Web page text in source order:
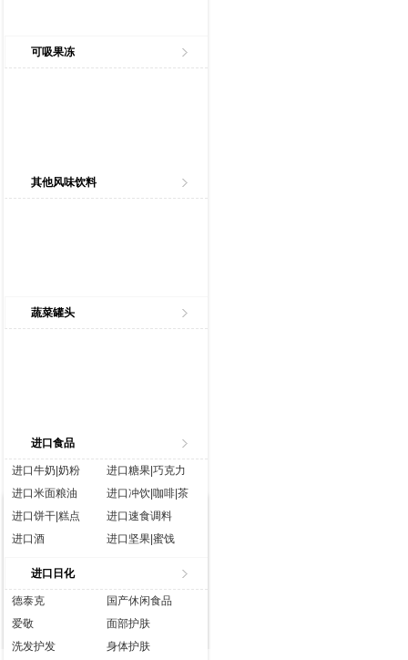
可吸果冻
其他风味饮料
蔬菜罐头
进口食品
进口牛奶|奶粉
进口糖果|巧克力
进口米面粮油
进口冲饮|咖啡|茶
进口饼干|糕点
进口速食调料
进口酒
进口坚果|蜜饯
进口日化
德泰克
国产休闲食品
爱敬
面部护肤
洗发护发
身体护肤